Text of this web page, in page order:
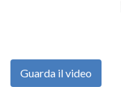
Guarda il video